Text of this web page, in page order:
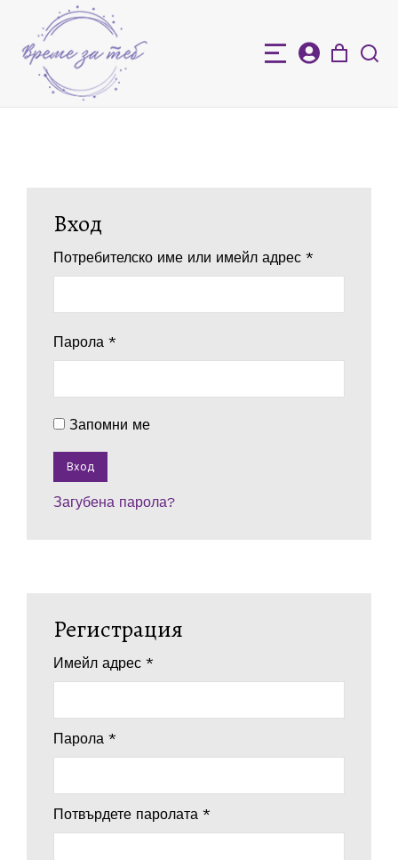
Вход
Потребителско име или имейл адрес *
Парола *
Запомни ме
Вход
Загубена парола?
Регистрация
Имейл адрес *
Парола *
Потвърдете паролата *